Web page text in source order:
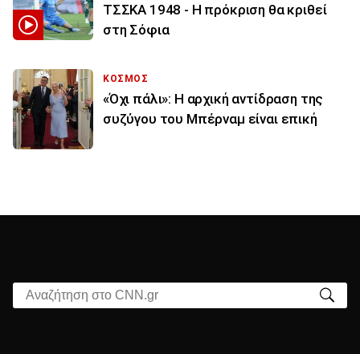
ΤΣΣΚΑ 1948 - Η πρόκριση θα κριθεί
στη Σόφια
ΚΟΣΜΟΣ
«Όχι πάλι»: Η αρχική αντίδραση της
συζύγου του Μπέρναμ είναι επική
Αναζήτηση στο CNN.gr